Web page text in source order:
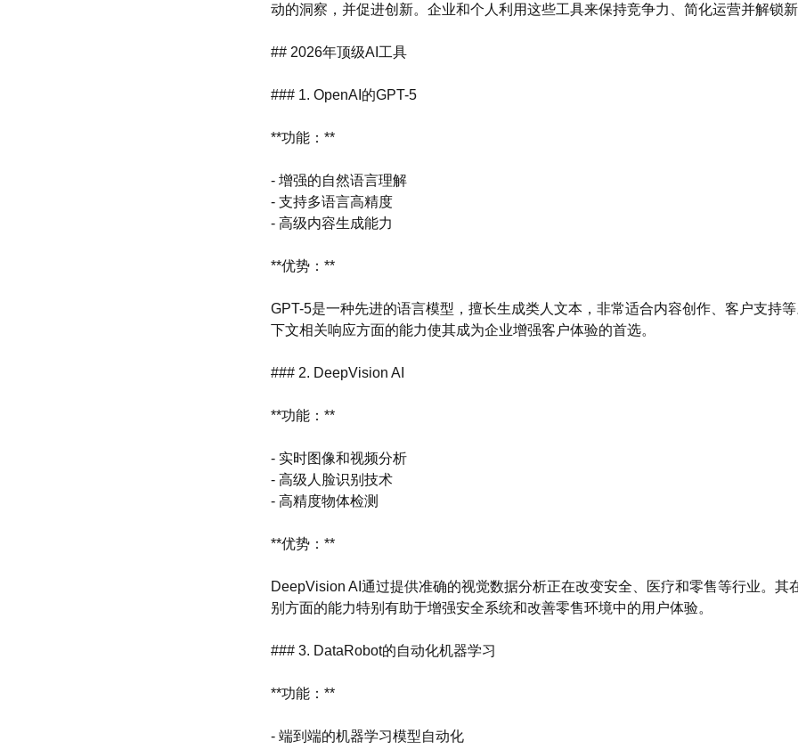
动的洞察，并促进创新。企业和个人利用这些工具来保持竞争力、简化运营并解锁新
## 2026年顶级AI工具
### 1. OpenAI的GPT-5
**功能：**
- 增强的自然语言理解
- 支持多语言高精度
- 高级内容生成能力
**优势：**
GPT-5是一种先进的语言模型，擅长生成类人文本，非常适合内容创作、客户支持
下文相关响应方面的能力使其成为企业增强客户体验的首选。
### 2. DeepVision AI
**功能：**
- 实时图像和视频分析
- 高级人脸识别技术
- 高精度物体检测
**优势：**
DeepVision AI通过提供准确的视觉数据分析正在改变安全、医疗和零售等行业。其
别方面的能力特别有助于增强安全系统和改善零售环境中的用户体验。
### 3. DataRobot的自动化机器学习
**功能：**
- 端到端的机器学习模型自动化